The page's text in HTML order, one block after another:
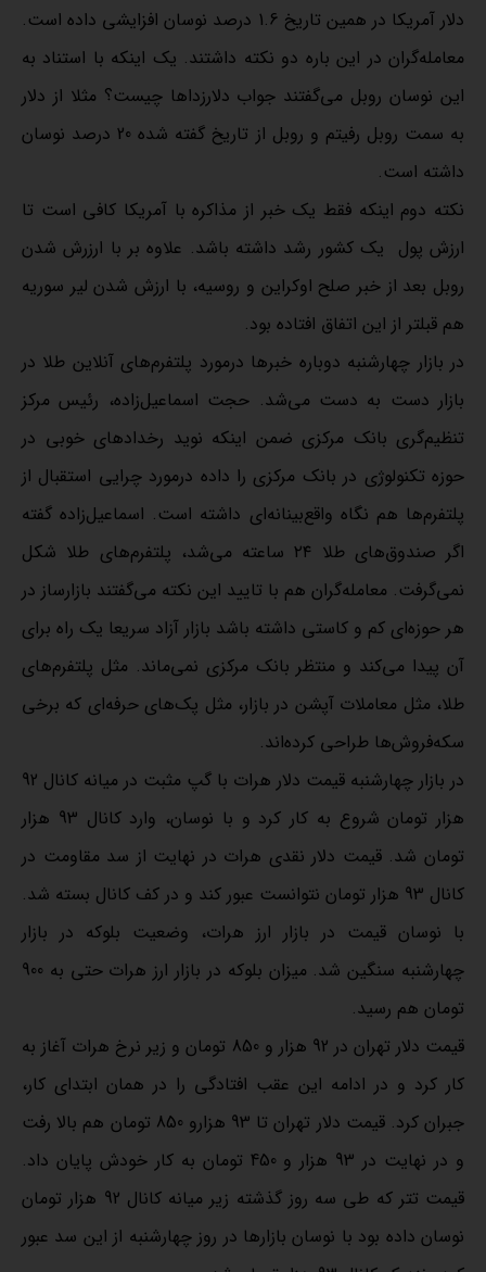
دلار آمریکا در همین تاریخ 1.6 درصد نوسان افزایشی داده است.
معامله‌گران در این باره دو نکته داشتند. یک اینکه با استناد به
این نوسان روبل می‌گفتند جواب دلارزداها چیست؟ مثلا از دلار
به سمت روبل رفیتم و روبل از تاریخ گفته شده 20 درصد نوسان
داشته است.
نکته دوم اینکه فقط یک خبر از مذاکره با آمریکا کافی است تا
ارزش پول یک کشور رشد داشته باشد. علاوه بر با ارزرش شدن
روبل بعد از خبر صلح اوکراین و روسیه، با ارزش شدن لیر سوریه
هم قبلتر از این اتفاق افتاده بود.
در بازار چهارشنبه دوباره خبرها درمورد پلتفرم‌های آنلاین طلا در
بازار دست به دست می‌شد. حجت اسماعیل‌زاده، رئیس مرکز
تنظیم‌گری بانک مرکزی ضمن اینکه نوید رخدادهای خوبی در
حوزه تکنولوژی در بانک مرکزی را داده درمورد چرایی استقبال از
پلتفرم‌ها هم نگاه واقع‌بینانه‌ای داشته است. اسماعیل‌زاده گفته
اگر صندوق‌های طلا ۲۴ ساعته می‌شد، پلتفرم‌های طلا شکل
نمی‌گرفت. معامله‌گران هم با تایید این نکته می‌گفتند بازارساز در
هر حوزه‌ای کم و کاستی داشته باشد بازار آزاد سریعا یک راه برای
آن پیدا می‌کند و منتظر بانک مرکزی نمی‌ماند. مثل پلتفرم‌های
طلا،‌ مثل معاملات آپشن در بازار، مثل پک‌های حرفه‌ای که برخی
سکه‌فروش‌ها طراحی کرده‌اند.
در بازار چهارشنبه قیمت دلار هرات با گپ مثبت در میانه کانال 92
هزار تومان شروع به کار کرد و با نوسان، وارد کانال 93 هزار
تومان شد. قیمت دلار نقدی هرات در نهایت از سد مقاومت در
کانال 93 هزار تومان نتوانست عبور کند و در کف کانال بسته شد.
با نوسان قیمت در بازار ارز هرات، ‌وضعیت بلوکه در بازار
چهارشنبه سنگین شد. میزان بلوکه در بازار ارز هرات حتی به 900
تومان هم رسید.
قیمت دلار تهران در 92 هزار و 850 تومان و زیر نرخ هرات آغاز به
کار کرد و در ادامه این عقب افتادگی را در همان ابتدای کار،
جبران کرد. قیمت دلار تهران تا 93 هزارو 850 تومان هم بالا رفت
و در نهایت در 93 هزار و 450 تومان به کار خودش پایان داد.
قیمت تتر که طی سه روز گذشته زیر میانه کانال 92 هزار تومان
نوسان داده بود با نوسان بازارها در روز چهارشنبه از این سد عبور